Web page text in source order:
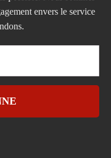
envers le service